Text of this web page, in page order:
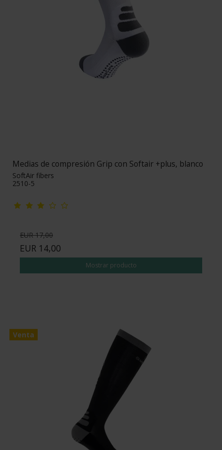
Medias de compresión Grip con Softair +plus, blanco
SoftAir fibers
2510-5
EUR 17,00
EUR 14,00
Mostrar producto
Venta